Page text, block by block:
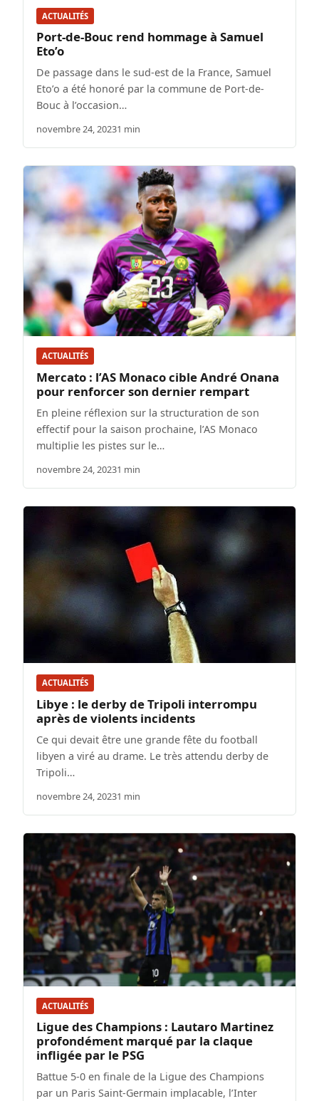
ACTUALITÉS
Port-de-Bouc rend hommage à Samuel
Eto’o
De passage dans le sud-est de la France, Samuel
Eto’o a été honoré par la commune de Port-de-
Bouc à l’occasion…
novembre 24, 20231 min
ACTUALITÉS
Mercato : l’AS Monaco cible André Onana
pour renforcer son dernier rempart
En pleine réflexion sur la structuration de son
effectif pour la saison prochaine, l’AS Monaco
multiplie les pistes sur le…
novembre 24, 20231 min
ACTUALITÉS
Libye : le derby de Tripoli interrompu
après de violents incidents
Ce qui devait être une grande fête du football
libyen a viré au drame. Le très attendu derby de
Tripoli…
novembre 24, 20231 min
ACTUALITÉS
Ligue des Champions : Lautaro Martinez
profondément marqué par la claque
infligée par le PSG
Battue 5-0 en finale de la Ligue des Champions
par un Paris Saint-Germain implacable, l’Inter